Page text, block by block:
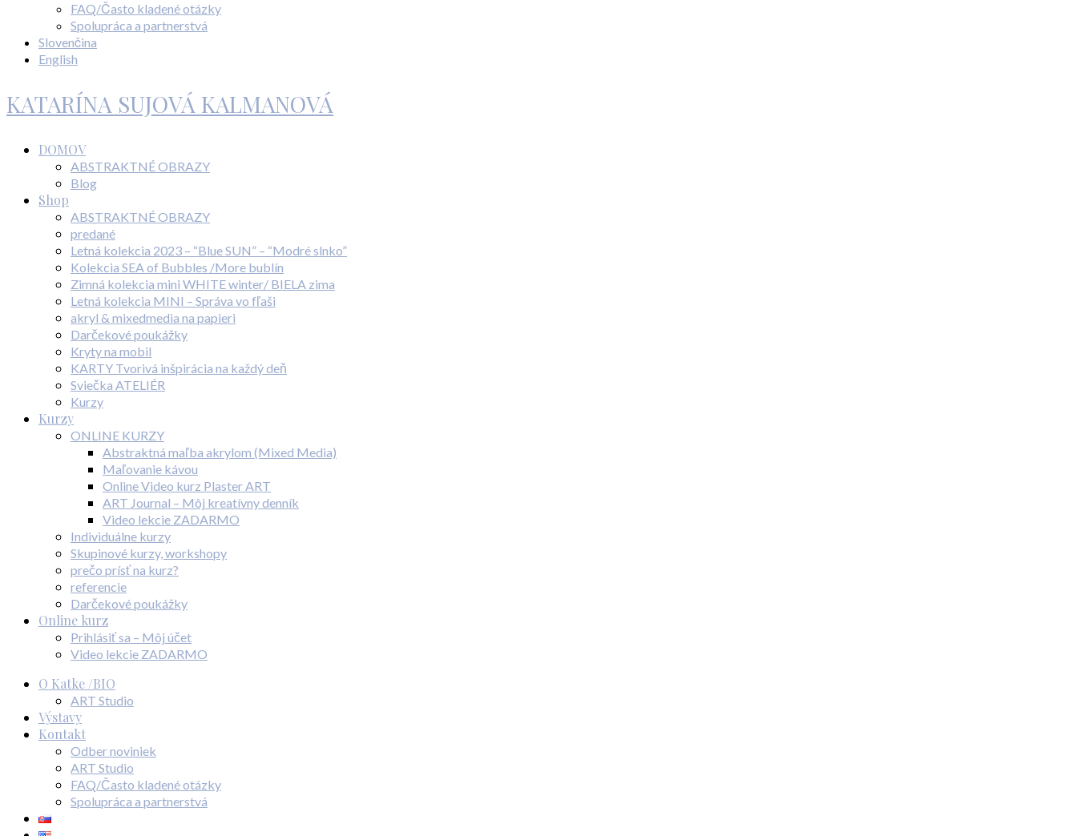
FAQ/Často kladené otázky
Spolupráca a partnerstvá
Slovenčina
English
KATARÍNA SUJOVÁ KALMANOVÁ
DOMOV
ABSTRAKTNÉ OBRAZY
Blog
Shop
ABSTRAKTNÉ OBRAZY
predané
Letná kolekcia 2023 – “Blue SUN” – “Modré slnko”
Kolekcia SEA of Bubbles /More bublín
Zimná kolekcia mini WHITE winter/ BIELA zima
Letná kolekcia MINI – Správa vo fľaši
akryl & mixedmedia na papieri
Darčekové poukážky
Kryty na mobil
KARTY Tvorivá inšpirácia na každý deň
Sviečka ATELIÉR
Kurzy
Kurzy
ONLINE KURZY
Abstraktná maľba akrylom (Mixed Media)
Maľovanie kávou
Online Video kurz Plaster ART
ART Journal – Môj kreatívny denník
Video lekcie ZADARMO
Individuálne kurzy
Skupinové kurzy, workshopy
prečo prísť na kurz?
referencie
Darčekové poukážky
Online kurz
Prihlásiť sa – Môj účet
Video lekcie ZADARMO
O Katke /BIO
ART Studio
Výstavy
Kontakt
Odber noviniek
ART Studio
FAQ/Často kladené otázky
Spolupráca a partnerstvá